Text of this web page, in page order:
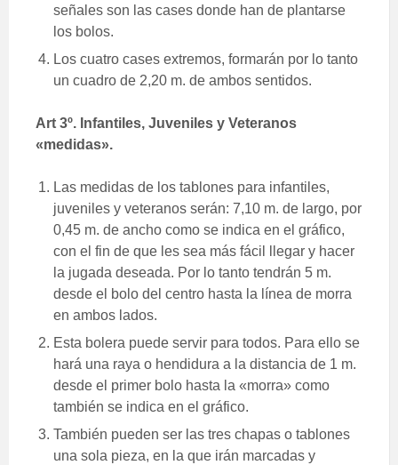
señales son las cases donde han de plantarse
los bolos.
Los cuatro cases extremos, formarán por lo tanto
un cuadro de 2,20 m. de ambos sentidos.
Art 3º. Infantiles, Juveniles y Veteranos
«medidas».
Las medidas de los tablones para infantiles,
juveniles y veteranos serán: 7,10 m. de largo, por
0,45 m. de ancho como se indica en el gráfico,
con el fin de que les sea más fácil llegar y hacer
la jugada deseada. Por lo tanto tendrán 5 m.
desde el bolo del centro hasta la línea de morra
en ambos lados.
Esta bolera puede servir para todos. Para ello se
hará una raya o hendidura a la distancia de 1 m.
desde el primer bolo hasta la «morra» como
también se indica en el gráfico.
También pueden ser las tres chapas o tablones
una sola pieza, en la que irán marcadas y